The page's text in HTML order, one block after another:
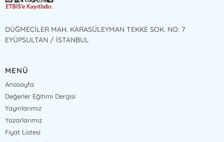
DÜĞMECİLER MAH. KARASÜLEYMAN TEKKE SOK. NO: 7
EYÜPSULTAN / İSTANBUL
MENÜ
Anasayfa
Değerler Eğitimi Dergisi
Yayınlarımız
Yazarlarımız
Fiyat Listesi